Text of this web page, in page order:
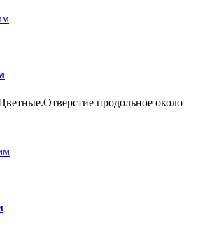
продольное около